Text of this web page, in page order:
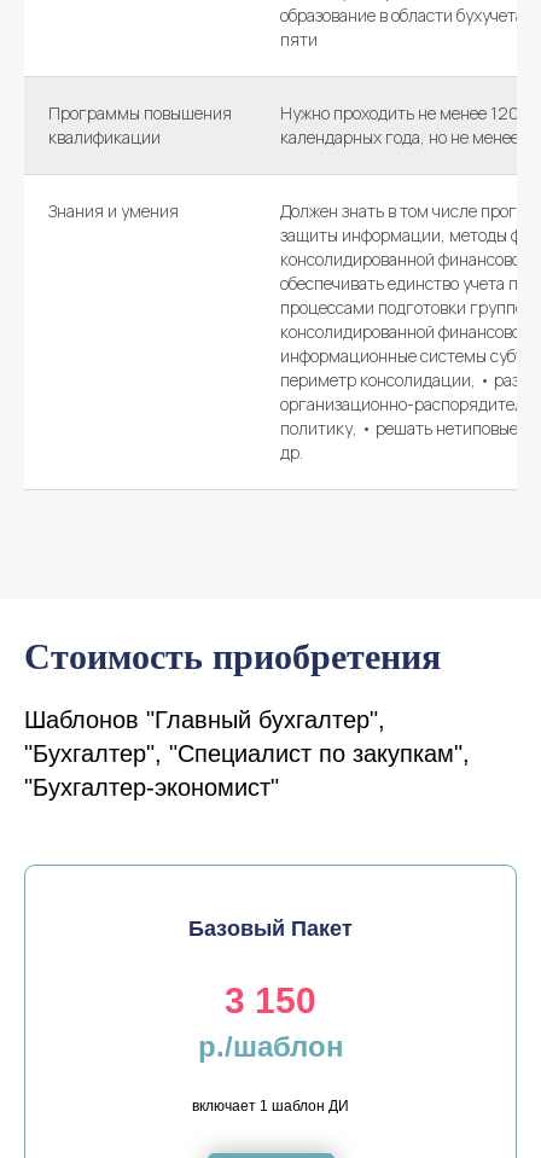
образование в области бухучета
пяти
Программы повышения
квалификации
Нужно проходить не менее 120
календарных года, но не менее
Знания и умения
Должен знать в том числе
защиты информации, методы
консолидированной
обеспечивать единство учета
процессами подготовки группой
консолидированной финансовой
информационные системы
периметр консолидации, •
организационно-
политику, • решать нетиповые
др.
Стоимость приобретения
Шаблонов "Главный бухгалтер",
"Бухгалтер", "Специалист по закупкам",
"Бухгалтер-экономист"
Базовый Пакет
3 150
р./шаблон
включает 1 шаблон ДИ